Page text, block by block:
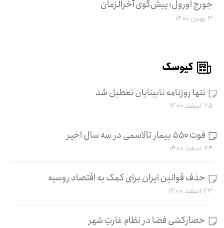
جورج اورول؛ پیش‌گوی آخرالزمان
۳ بهمن ۱۴۰۰
کیوسک
تنها روزنامه نابینایان تعطیل شد
۲۵ اسفند ۱۴۰۰
فوت ۵۵۰ بیمار تالاسمی در سه سال اخیر
۲۴ اسفند ۱۴۰۰
حذف قوانین ایران برای کمک به اقتصاد روسیه
۲۳ اسفند ۱۴۰۰
حصارکشی فضا در نظام غارتِ شهر